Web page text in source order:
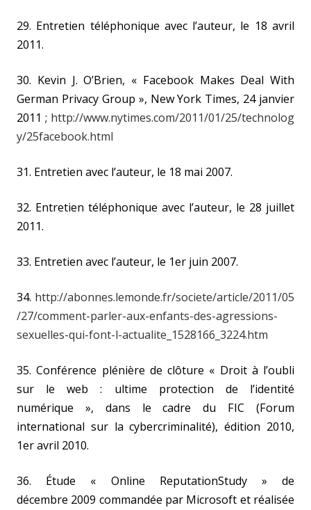
29. Entretien téléphonique avec l’auteur, le 18 avril
2011.
30. Kevin J. O’Brien, « Facebook Makes Deal With
German Privacy Group », New York Times, 24 janvier
2011 ; http://www.nytimes.com/2011/01/25/technolog
y/25facebook.html
31. Entretien avec l’auteur, le 18 mai 2007.
32. Entretien téléphonique avec l’auteur, le 28 juillet
2011.
33. Entretien avec l’auteur, le 1er juin 2007.
34. http://abonnes.lemonde.fr/societe/article/2011/05
/27/comment-parler-aux-enfants-des-agressions-
sexuelles-qui-font-l-actualite_1528166_3224.htm
35. Conférence plénière de clôture « Droit à l’oubli
sur le web : ultime protection de l’identité
numérique », dans le cadre du FIC (Forum
international sur la cybercriminalité), édition 2010,
1er avril 2010.
36. Étude « Online ReputationStudy » de
décembre 2009 commandée par Microsoft et réalisée